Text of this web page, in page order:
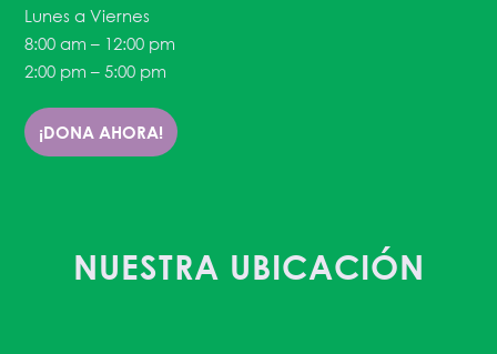
Lunes a Viernes
8:00 am – 12:00 pm
2:00 pm – 5:00 pm
¡DONA AHORA!
NUESTRA UBICACIÓN